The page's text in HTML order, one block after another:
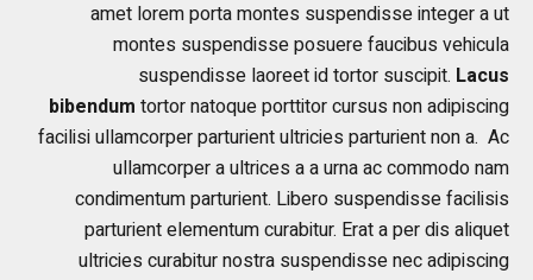
amet lorem porta montes suspendisse integer a ut
montes suspendisse posuere faucibus vehicula
suspendisse laoreet id tortor suscipit. Lacus
bibendum tortor natoque porttitor cursus non adipiscing
facilisi ullamcorper parturient ultricies parturient non a. Ac
ullamcorper a ultrices a a urna ac commodo nam
condimentum parturient. Libero suspendisse facilisis
parturient elementum curabitur. Erat a per dis aliquet
ultricies curabitur nostra suspendisse nec adipiscing